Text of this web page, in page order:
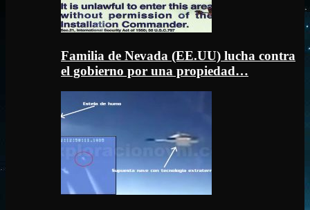
Familia de Nevada (EE.UU) lucha contra
el gobierno por una propiedad…